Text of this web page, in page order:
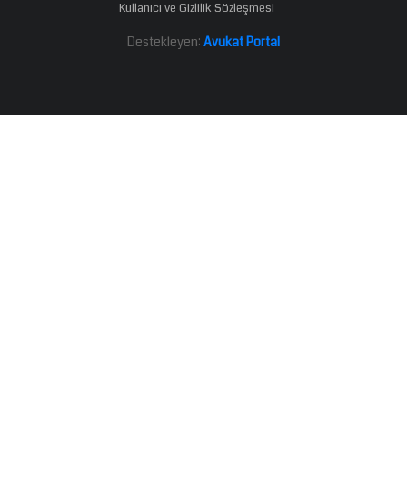
Kullanıcı ve Gizlilik Sözleşmesi
Destekleyen: Avukat Portal